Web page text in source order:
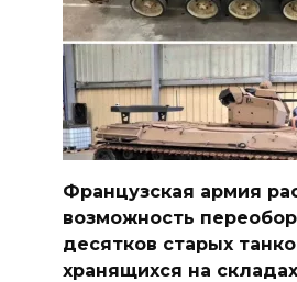
Французская армия
возможность
десятков старых
хранящихся на